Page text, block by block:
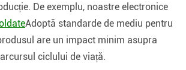
De exemplu, noastre electronice
Adoptă standarde de mediu pentru
are un impact minim asupra
ciclului de viață.